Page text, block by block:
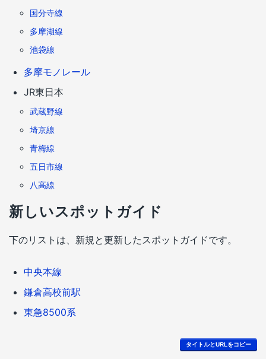
国分寺線
多摩湖線
池袋線
多摩モノレール
JR東日本
武蔵野線
埼京線
青梅線
五日市線
八高線
新しいスポットガイド
下のリストは、新規と更新したスポットガイドです。
中央本線
鎌倉高校前駅
東急8500系
タイトルとURLをコピー